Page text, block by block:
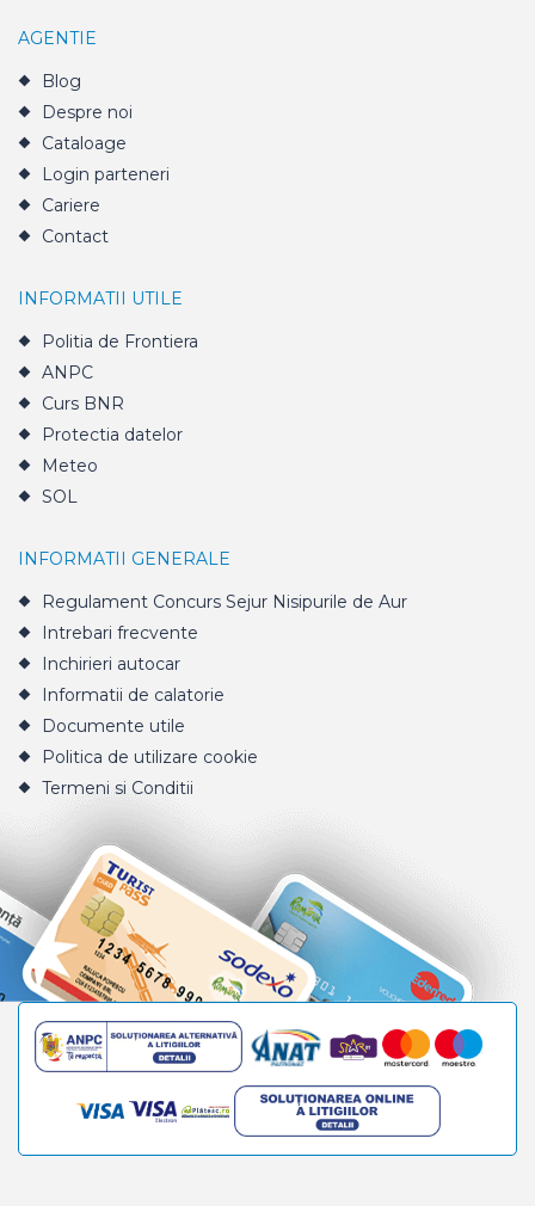
AGENTIE
Blog
Despre noi
Cataloage
Login parteneri
Cariere
Contact
INFORMATII UTILE
Politia de Frontiera
ANPC
Curs BNR
Protectia datelor
Meteo
SOL
INFORMATII GENERALE
Regulament Concurs Sejur Nisipurile de Aur
Intrebari frecvente
Inchirieri autocar
Informatii de calatorie
Documente utile
Politica de utilizare cookie
Termeni si Conditii